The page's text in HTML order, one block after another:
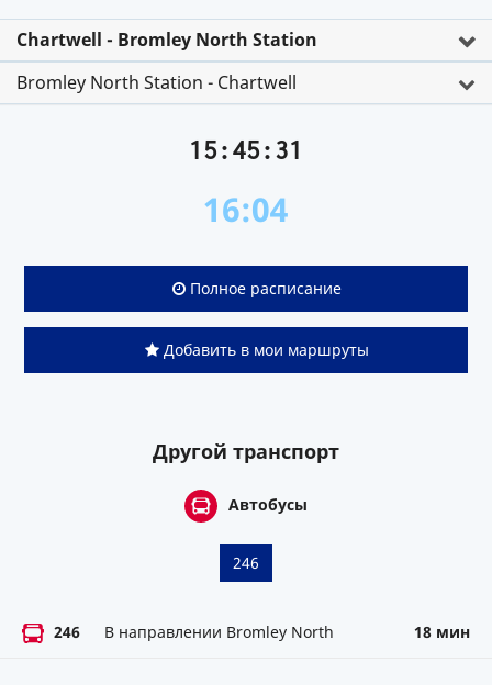
Chartwell - Bromley North Station
Bromley North Station - Chartwell
15:45:31
16:04
Полное расписание
Добавить в мои маршруты
Другой транспорт
Автобусы
246
246 В направлении Bromley North 18 мин